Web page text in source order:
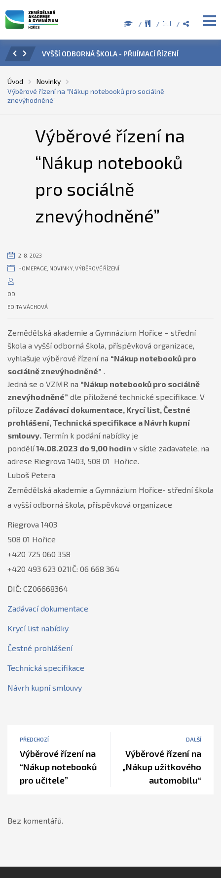
ŘÍZENÍ ÚŘEDNÍ HODINY V OBDOBÍ LETNÍCH PRÁZDNIN
Úvod
Novinky
Výběrové řízení na “Nákup notebooků pro sociálně
znevýhodněné”
Výběrové řízení na
“Nákup notebooků
pro sociálně
znevýhodněné”
2. 8. 2023
HOMEPAGE NOVINKY, VÝBĚROVÉ ŘÍZENÍ
OD
EDITA VÁCHOVÁ
Zemědělská akademie a Gymnázium Hořice – střední
škola a vyšší odborná škola, příspěvková organizace,
vyhlašuje výběrové řízení na “Nákup notebooků pro
sociálně znevýhodněné” .
Jedná se o VZMR na “Nákup notebooků pro sociálně
znevýhodněné” dle přiložené technické specifikace. V
příloze Zadávací dokumentace, Krycí list, Čestné
prohlášení, Technická specifikace a Návrh kupní
smlouvy. Termín k podání nabídky je
pondělí14.08.2023 do 9,00 hodin v sídle zadavatele, na
adrese Riegrova 1403, 508 01 Hořice.
Luboš Petera
Zemědělská akademie a Gymnázium Hořice- střední škola
a vyšší odborná škola, příspěvková organizace
Riegrova 1403
508 01 Hořice
+420 725 060 358
+420 493 623 021IČ: 06 668 364
DIČ: CZ06668364
Zadávací dokumentace
Krycí list nabídky
Čestné prohlášení
Technická specifikace
Návrh kupní smlouvy
PŘEDCHOZÍ
Výběrové řízení na
“Nákup notebooků
pro učitele”
DALŠÍ
Výběrové řízení na
„Nákup užitkového
automobilu“
Bez komentářů.